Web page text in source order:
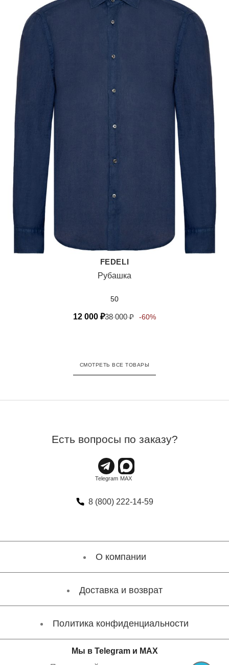
FEDELI
Рубашка
50
12 000 ₽38 000₽ -60%
СМОТРЕТЬ ВСЕ ТОВАРЫ
Есть вопросы по заказу?
8 (800) 222-14-59
О компании
Доставка и возврат
Политика конфиденциальности
Мы в Telegram и MAX